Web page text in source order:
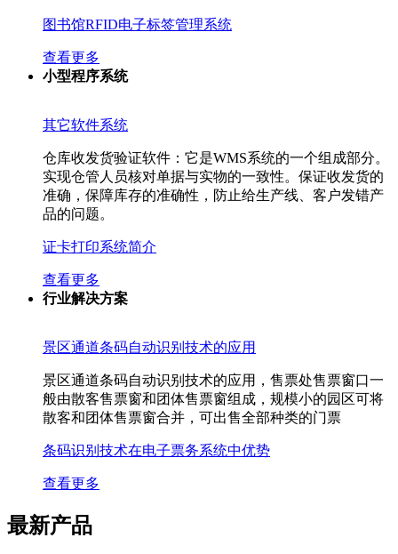
图书馆RFID电子标签管理系统
查看更多
小型程序系统
其它软件系统
仓库收发货验证软件：它是WMS系统的一个组成部分。
实现仓管人员核对单据与实物的一致性。保证收发货的
准确，保障库存的准确性，防止给生产线、客户发错产
品的问题。
证卡打印系统简介
查看更多
行业解决方案
景区通道条码自动识别技术的应用
景区通道条码自动识别技术的应用，售票处售票窗口一
般由散客售票窗和团体售票窗组成，规模小的园区可将
散客和团体售票窗合并，可出售全部种类的门票
条码识别技术在电子票务系统中优势
查看更多
最新产品